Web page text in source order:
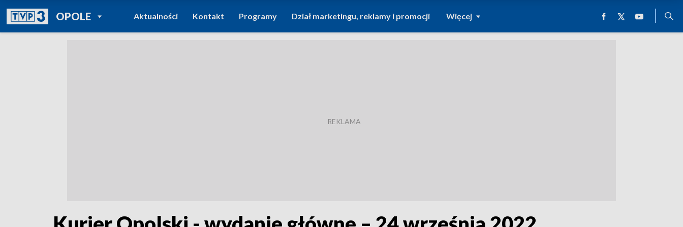
OPOLEPOWRÓT DO
TVP REGIONY
Aktualności Kontakt Programy Dział marketingu, reklamy i promocji Więcej